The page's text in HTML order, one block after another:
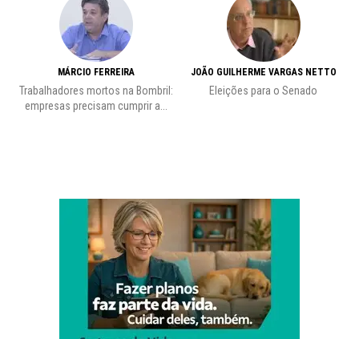
MÁRCIO FERREIRA
Trabalhadores mortos na Bombril:
empresas precisam cumprir a...
JOÃO GUILHERME VARGAS NETTO
Eleições para o Senado